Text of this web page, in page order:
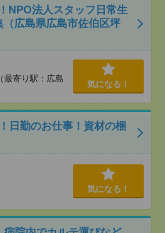
NPO法人スタッフ日常生
広島県広島市佐伯区坪
最寄り駅：広島
気になる！
日勤のお仕事！資材の梱
気になる！